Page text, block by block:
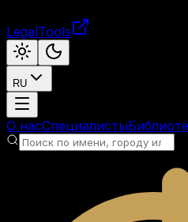
LegalTools
RU
Загрузка аккаунта
О насСпециалисты